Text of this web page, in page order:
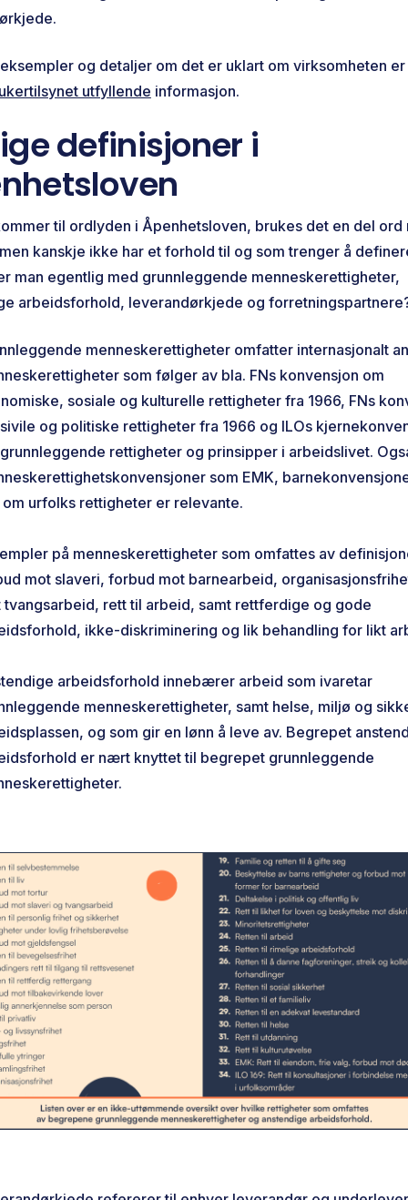
og detaljer om det er uklart om virksomheten
utfyllende informasjon.
definisjoner i
til ordlyden i Åpenhetsloven, brukes det en del ord
kanskje ikke har et forhold til og som trenger å
man egentlig med grunnleggende menneskerettigheter,
arbeidsforhold, leverandørkjede og
menneskerettigheter omfatter internasjonalt
som følger av bla. FNs konvensjon om
sosiale og kulturelle rettigheter fra 1966, FNs
og politiske rettigheter fra 1966 og ILOs
rettigheter og prinsipper i arbeidslivet.
som EMK,
om urfolks rettigheter er relevante.
på menneskerettigheter som omfattes av
mot slaveri, forbud mot barnearbeid,
tvangsarbeid, rett til arbeid, samt rettferdige og gode
ikke-diskriminering og lik behandling for likt
arbeidsforhold innebærer arbeid som ivaretar
menneskerettigheter, samt helse, miljø og
og som gir en lønn å leve av. Begrepet
er nært knyttet til begrepet grunnleggende